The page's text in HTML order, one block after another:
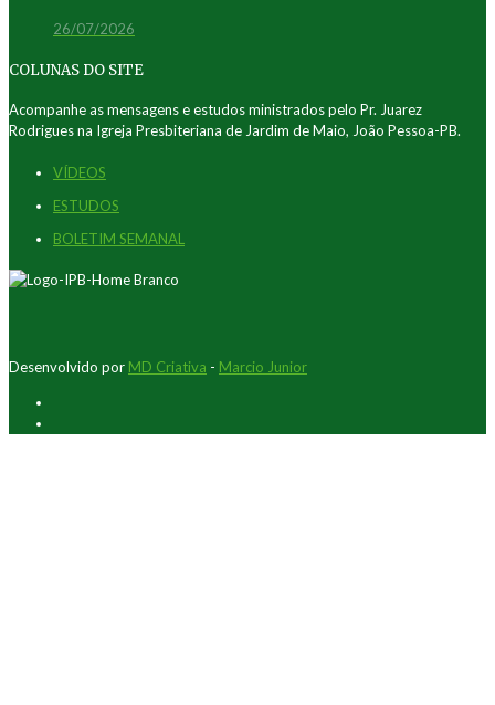
26/07/2026
COLUNAS DO SITE
Acompanhe as mensagens e estudos ministrados pelo Pr. Juarez
Rodrigues na Igreja Presbiteriana de Jardim de Maio, João Pessoa-PB.
VÍDEOS
ESTUDOS
BOLETIM SEMANAL
Desenvolvido por MD Criativa - Marcio Junior